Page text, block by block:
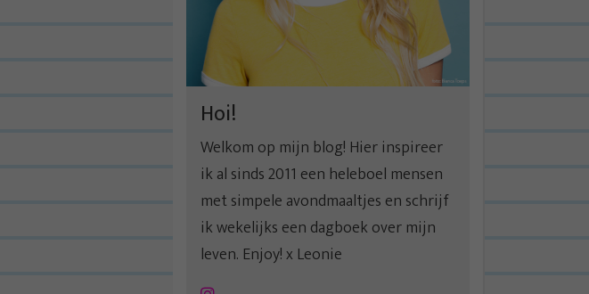
Hoi!
Welkom op mijn blog! Hier inspireer
ik al sinds 2011 een heleboel mensen
met simpele avondmaaltjes en schrijf
ik wekelijks een dagboek over mijn
leven. Enjoy! x Leonie